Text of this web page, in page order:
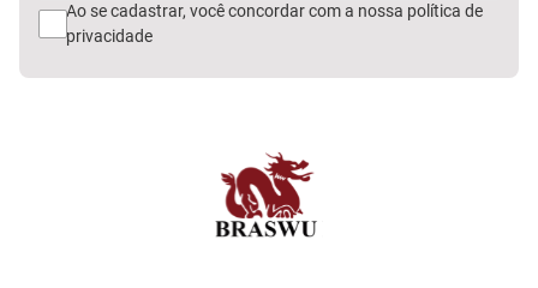
Ao se cadastrar, você concordar com a nossa política de
privacidade